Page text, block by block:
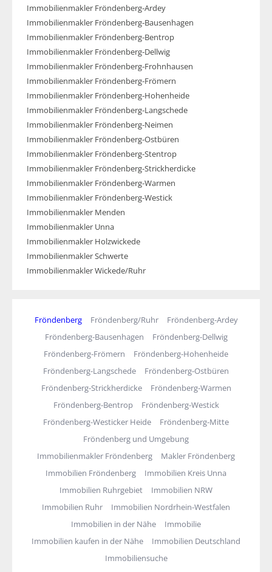
Immobilienmakler Fröndenberg-Ardey
Immobilienmakler Fröndenberg-Bausenhagen
Immobilienmakler Fröndenberg-Bentrop
Immobilienmakler Fröndenberg-Dellwig
Immobilienmakler Fröndenberg-Frohnhausen
Immobilienmakler Fröndenberg-Frömern
Immobilienmakler Fröndenberg-Hohenheide
Immobilienmakler Fröndenberg-Langschede
Immobilienmakler Fröndenberg-Neimen
Immobilienmakler Fröndenberg-Ostbüren
Immobilienmakler Fröndenberg-Stentrop
Immobilienmakler Fröndenberg-Strickherdicke
Immobilienmakler Fröndenberg-Warmen
Immobilienmakler Fröndenberg-Westick
Immobilienmakler Menden
Immobilienmakler Unna
Immobilienmakler Holzwickede
Immobilienmakler Schwerte
Immobilienmakler Wickede/Ruhr
Fröndenberg Fröndenberg/Ruhr
Fröndenberg-Ardey
Fröndenberg-Bausenhagen
Fröndenberg-Dellwig
Fröndenberg-Frömern
Fröndenberg-Hohenheide
Fröndenberg-Langschede
Fröndenberg-Ostbüren
Fröndenberg-Strickherdicke
Fröndenberg-Warmen
Fröndenberg-Bentrop
Fröndenberg-Westick
Fröndenberg-Westicker Heide
Fröndenberg-Mitte
Fröndenberg und Umgebung
Immobilienmakler Fröndenberg
Makler Fröndenberg
Immobilien Fröndenberg
Immobilien Kreis Unna
Immobilien Ruhrgebiet
Immobilien NRW
Immobilien Ruhr
Immobilien Nordrhein-Westfalen
Immobilien in der Nähe
Immobilie
Immobilien kaufen in der Nähe
Immobilien Deutschland
Immobiliensuche